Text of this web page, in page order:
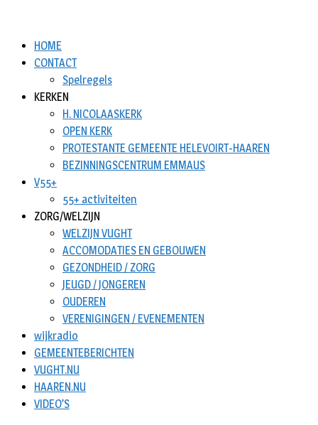
HOME
CONTACT
Spelregels
KERKEN
H. NICOLAASKERK
OPEN KERK
PROTESTANTE GEMEENTE HELEVOIRT-HAAREN
BEZINNINGSCENTRUM EMMAUS
V55+
55+ activiteiten
ZORG/WELZIJN
WELZIJN VUGHT
ACCOMODATIES EN GEBOUWEN
GEZONDHEID / ZORG
JEUGD / JONGEREN
OUDEREN
VERENIGINGEN / EVENEMENTEN
wijkradio
GEMEENTEBERICHTEN
VUGHT.NU
HAAREN.NU
VIDEO’S